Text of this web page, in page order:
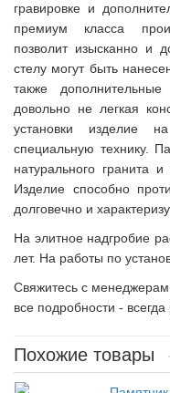
гравировке и
премиум класса
позволит изысканно и
стелу могут быть
также
довольно не легкая
установки изделие
специальную технику.
натурального гранита
Изделие способно
долговечно и
На элитное надгробие
лет. На работы по
Свяжитесь с
все подробности -
Похожие товары